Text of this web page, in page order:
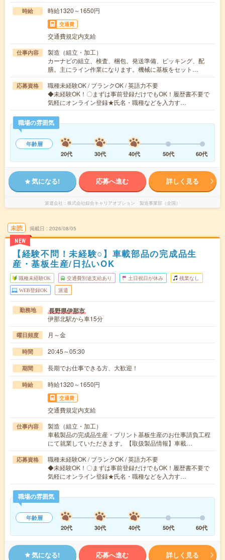
時給 時給1320～1650円
交通費
交通費規定内支給
仕事内容
製造（組立・加工）
カーナビの組立、検査、梱包、発送準備、ピッキング、配
膳。主にライン作業になります。機械に基板をセット…
応募資格
職種未経験OK / ブランクOK / 英語力不要
◆未経験OK！〇まずは事前登録だけでもOK！履歴書不要で
気軽にオンライン登録★氏名・職種などを入力す…
職場の雰囲気
年齢層
20代
30代 40代 50代 60代
気になる! 応募へ進む 詳しく見る
派遣会社 株式会社綜合キャリアオプション 製造事業部（全国）
未読
NEW
掲載日 2026/08/05
【経験不問！未経験○】車載部品の完成品生
産・基板生産/日払いOK
職種未経験OK 交通費別途支給あり 土日祝日が休み 残業なし
WEB登録OK 派遣
勤務地 長野県伊那市
伊那北駅から車15分
曜日頻度 月～金
時間 20:45～05:30
期間 長期でお仕事できる方、大歓迎！
時給 時給1320～1650円
交通費
交通費規定内支給
仕事内容
製造（組立・加工）
車載製品の完成品生産・プリント基板生産のお仕事請負工程
にて就業していただきます。【取扱製品情報】車載…
応募資格
職種未経験OK / ブランクOK / 英語力不要
◆未経験OK！〇まずは事前登録だけでもOK！履歴書不要で
気軽にオンライン登録★氏名・職種などを入力す…
職場の雰囲気
年齢層
20代
30代 40代 50代 60代
気になる! 応募へ進む 詳しく見る